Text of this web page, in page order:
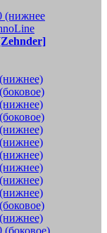
(нижнее
(боковое)